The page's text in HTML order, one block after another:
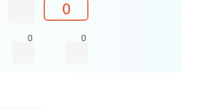
0
0 0